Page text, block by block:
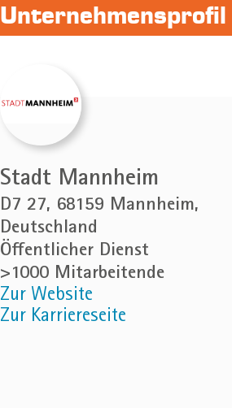
Unternehmensprofil
Stadt Mannheim
D7 27, 68159 Mannheim,
Deutschland
Öffentlicher Dienst
>1000 Mitarbeitende
Zur Website
Zur Karriereseite